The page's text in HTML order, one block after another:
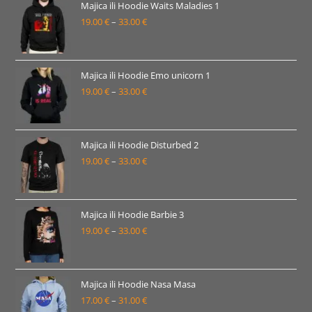
19.00 €
do
Majica ili Hoodie Waits Maladies 1
19.00€– 33.00€Raspon
19.00 €
do
Majica ili Hoodie Emo unicorn 1
19.00€– 33.00€Raspon
19.00 €
do
Majica ili Hoodie Disturbed 2
19.00€– 33.00€Raspon
19.00 €
do
Majica ili Hoodie Barbie 3
19.00€– 33.00€Raspon
19.00 €
do
Majica ili Hoodie Nasa Masa
17.00€– 31.00€Raspon